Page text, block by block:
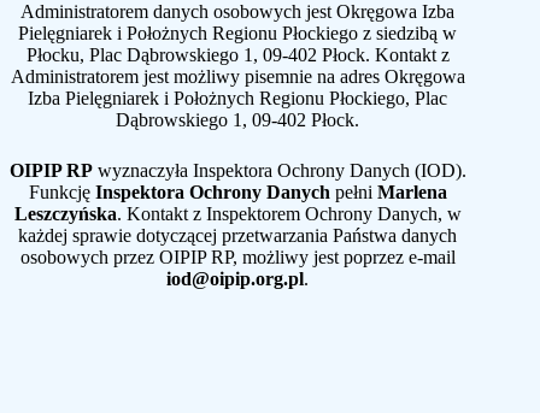
Administratorem danych osobowych jest Okręgowa Izba
Pielęgniarek i Położnych Regionu Płockiego z siedzibą w
Płocku, Plac Dąbrowskiego 1, 09-402 Płock. Kontakt z
Administratorem jest możliwy pisemnie na adres Okręgowa
Izba Pielęgniarek i Położnych Regionu Płockiego, Plac
Dąbrowskiego 1, 09-402 Płock.
OIPIP RPwyznaczyła Inspektora Ochrony Danych (IOD).
Funkcję Inspektora Ochrony Danych pełni Marlena
Leszczyńska. Kontakt z Inspektorem Ochrony Danych, w
każdej sprawie dotyczącej przetwarzania Państwa danych
osobowych przez OIPIP RP, możliwy jest poprzez e-mail
iod@oipip.org.pl.